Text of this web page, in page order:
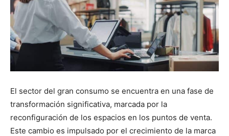
El sector del gran consumo se encuentra en una fase de
transformación significativa, marcada por la
reconfiguración de los espacios en los puntos de venta.
Este cambio es impulsado por el crecimiento de la marca